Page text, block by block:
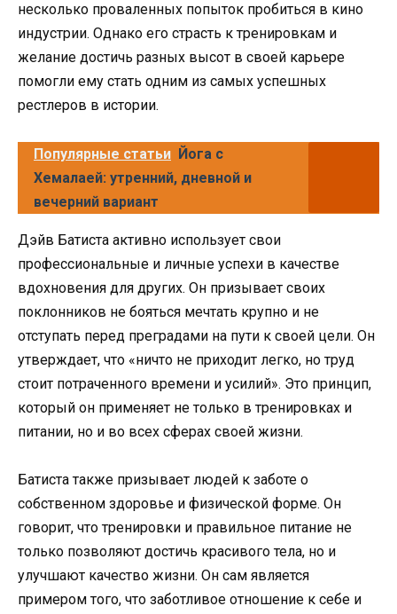
несколько проваленных попыток пробиться в кино
индустрии. Однако его страсть к тренировкам и
желание достичь разных высот в своей карьере
помогли ему стать одним из самых успешных
рестлеров в истории.
Популярные статьи Йога с
Хемалаей: утренний, дневной и
вечерний вариант
Дэйв Батиста активно использует свои
профессиональные и личные успехи в качестве
вдохновения для других. Он призывает своих
поклонников не бояться мечтать крупно и не
отступать перед преградами на пути к своей цели. Он
утверждает, что «ничто не приходит легко, но труд
стоит потраченного времени и усилий». Это принцип,
который он применяет не только в тренировках и
питании, но и во всех сферах своей жизни.
Батиста также призывает людей к заботе о
собственном здоровье и физической форме. Он
говорит, что тренировки и правильное питание не
только позволяют достичь красивого тела, но и
улучшают качество жизни. Он сам является
примером того, что заботливое отношение к себе и